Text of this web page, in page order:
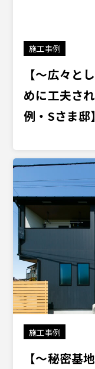
施工事例
【〜広々と
めに工夫さ
例・Sさま邸】
施工事例
【〜秘密基